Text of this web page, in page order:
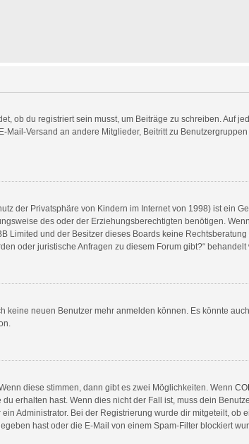
ob du registriert sein musst, um Beiträge zu schreiben. Auf
Versand an andere Mitglieder, Beitritt zu
der Privatsphäre von Kindern im Internet von 1998) ist ein
des oder der Erziehungsberechtigten benötigen.
Limited und der Besitzer dieses Boards keine
oder juristische Anfragen zu diesem Forum gibt?“ behandelt
neuen Benutzer mehr anmelden können. Es könnte
diese stimmen, dann gibt es zwei Möglichkeiten. Wenn
erhalten hast. Wenn dies nicht der Fall ist, muss dein
Administrator. Bei der Registrierung wurde dir mitgeteilt, ob
hast oder die E-Mail von einem Spam-Filter blockiert